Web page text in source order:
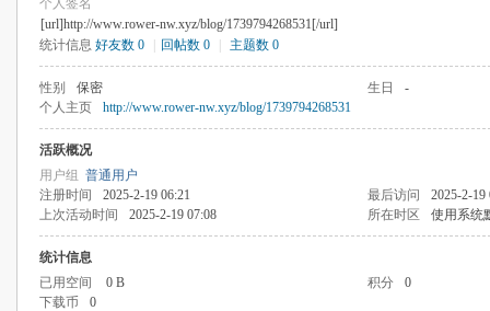
个人签名
[url]http://www.rower-nw.xyz/blog/1739794268531[/url]
统计信息 好友数 0 回帖数 0 主题数 0
性别 保密 生日
-
个人主页
http://www.rower-nw.xyz/blog/1739794268531
活跃概况
用户组 普通用户
注册时间
2025-2-19 06:21 最后访问
2025-2-19
上次活动时间
2025-2-19 07:08 所在时区 使用系统
统计信息
已用空间
0 B 积分
0
下载币
0